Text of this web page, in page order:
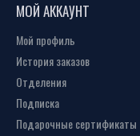
МОЙ АККАУНТ
Мой профиль
История заказов
Отделения
Подписка
Подарочные сертификаты